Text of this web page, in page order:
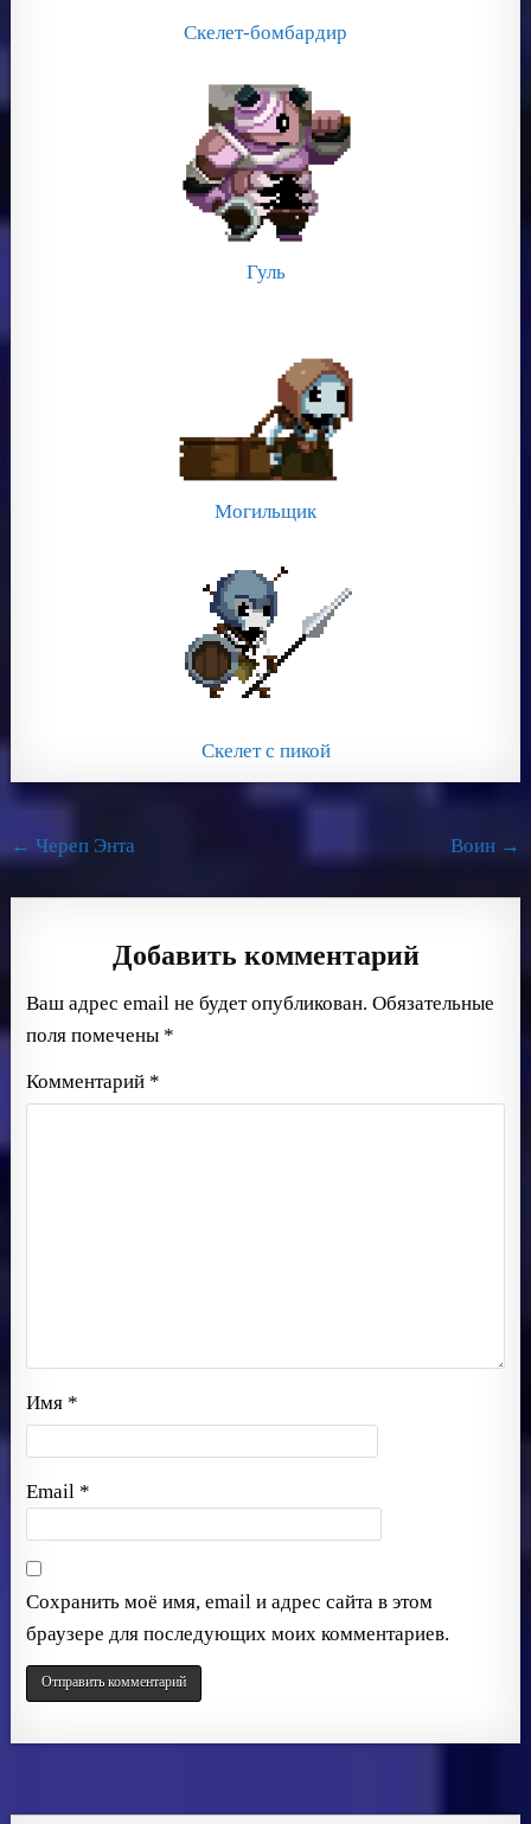
Скелет-бомбардир
Гуль
Могильщик
Скелет с пикой
Навигация
по
записям
← Череп Энта Воин →
Добавить комментарий
Ваш адрес email не будет опубликован. Обязательные
поля помечены *
Комментарий *
Имя *
Email *
Сохранить моё имя, email и адрес сайта в этом
браузере для последующих моих комментариев.